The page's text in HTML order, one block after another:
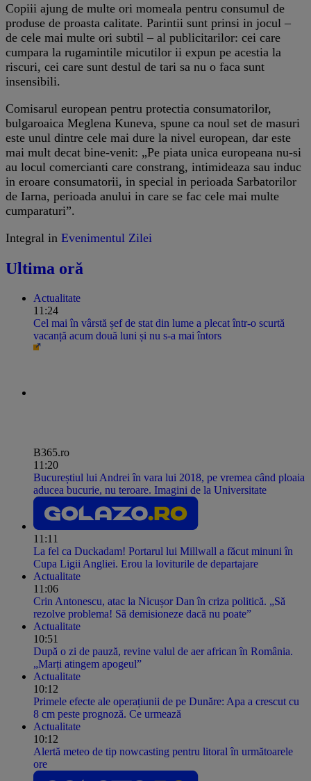
Copiii ajung de multe ori momeala pentru consumul de
produse de proasta calitate. Parintii sunt prinsi in jocul –
de cele mai multe ori subtil – al publicitarilor: cei care
cumpara la rugamintile micutilor ii expun pe acestia la
riscuri, cei care sunt destul de tari sa nu o faca sunt
insensibili.
Comisarul european pentru protectia consumatorilor,
bulgaroaica Meglena Kuneva, spune ca noul set de masuri
este unul dintre cele mai dure la nivel european, dar este
mai mult decat bine-venit: „Pe piata unica europeana nu-si
au locul comercianti care constrang, intimideaza sau induc
in eroare consumatorii, in special in perioada Sarbatorilor
de Iarna, perioada anului in care se fac cele mai multe
cumparaturi”.
Integral in Evenimentul Zilei
Ultima oră
Actualitate
11:24
Cel mai în vârstă șef de stat din lume a plecat într-o scurtă
vacanță acum două luni și nu s-a mai întors
B365.ro
11:20
Bucureștiul lui Andrei în vara lui 2018, pe vremea când ploaia
aducea bucurie, nu teroare. Imagini de la Universitate
11:11
La fel ca Duckadam! Portarul lui Millwall a făcut minuni în
Cupa Ligii Angliei. Erou la loviturile de departajare
Actualitate
11:06
Crin Antonescu, atac la Nicușor Dan în criza politică. „Să
rezolve problema! Să demisioneze dacă nu poate”
Actualitate
10:51
După o zi de pauză, revine valul de aer african în România.
„Marți atingem apogeul”
Actualitate
10:12
Primele efecte ale operațiunii de pe Dunăre: Apa a crescut cu
8 cm peste prognoză. Ce urmează
Actualitate
10:12
Alertă meteo de tip nowcasting pentru litoral în următoarele
ore